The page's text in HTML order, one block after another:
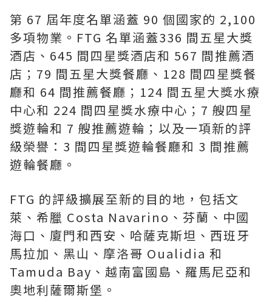
第 67 屆年度名單涵蓋 90 個國家的 2,100
多項物業。FTG 名單涵蓋336 間五星大獎
酒店、645 間四星獎酒店和 567 間推薦酒
店；79 間五星大獎餐廳、128 間四星獎餐
廳和 64 間推薦餐廳；124 間五星大獎水療
中心和 224 間四星獎水療中心；7 艘四星
獎遊輪和 7 艘推薦遊輪；以及一項新的評
級榮譽：3 間四星獎遊輪餐廳和 3 間推薦
遊輪餐廳。
FTG 的評級擴展至新的目的地，包括文
萊、希臘 Costa Navarino、芬蘭、中國
海口、廈門和西安、哈薩克斯坦、西班牙
馬拉加、黑山、摩洛哥 Oualidia 和
Tamuda Bay、越南富國島、羅馬尼亞和
奧地利薩爾斯堡。